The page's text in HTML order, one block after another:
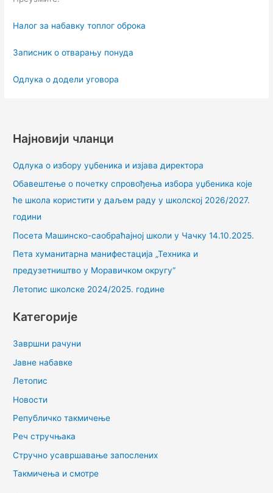
Налог за набавку топлог оброка
Записник о отварању понуда
Одлука о додели уговора
Најновији чланци
Одлука о избору уџбеника и изјава директора
Обавештење о почетку спровођења избора уџбеника које
ће школа користити у даљем раду у школској 2026/2027.
години
Посета Машинско-саобраћајној школи у Чачку 14.10.2025.
Пета хуманитарна манифестација „Техника и
предузетништво у Моравичком округу“
Летопис школске 2024/2025. године
Категорије
Завршни рачуни
Јавне набавке
Летопис
Новости
Републичко такмичење
Реч стручњака
Стручно усавршавање запослених
Такмичења и смотре